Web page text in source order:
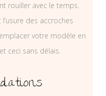
rouiller avec le temps.
des accroches
votre modèle en
ceci sans délais.